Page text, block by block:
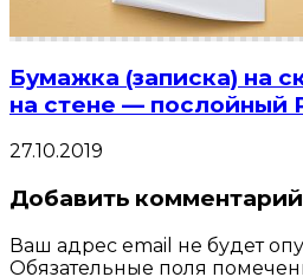
Бумажка (записка) на
на стене — послойный
27.10.2019
Добавить комментарий
Ваш адрес email не будет
Обязательные поля